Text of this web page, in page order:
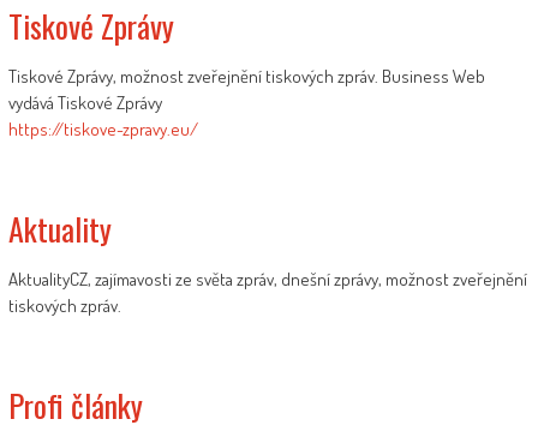
Tiskové Zprávy
Tiskové Zprávy, možnost zveřejnění tiskových zpráv. Business Web
vydává Tiskové Zprávy
https://tiskove-zpravy.eu/
Aktuality
AktualityCZ, zajímavosti ze světa zpráv, dnešní zprávy, možnost zveřejnění
tiskových zpráv.
Profi články